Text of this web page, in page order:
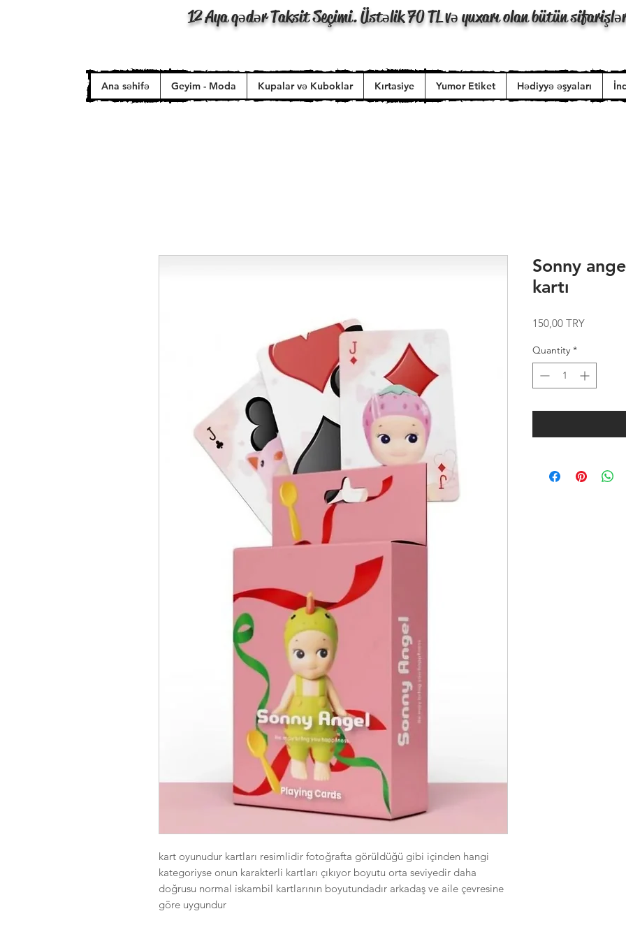
12 Aya qədər Taksit Seçimi. Üstəlik 70 TL və yuxarı olan bütün
Ana səhifə Geyim - Moda Kupalar və Kuboklar Kırtasiye Yumor Etiket Hədiyyə əşyaları
kart oyunudur kartları resimlidir fotoğrafta görüldüğü gibi içinden hangi
kategoriyse onun karakterli kartları çıkıyor boyutu orta seviyedir daha
doğrusu normal iskambil kartlarının boyutundadır arkadaş ve aile çevresine
göre uygundur
Sonny
kartı
150,00 TRYPrice
Quantity *